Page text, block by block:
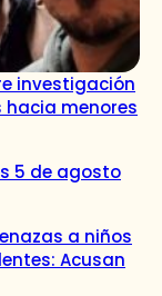
investigación
hacia menores
5 de agosto
a niños
Acusan